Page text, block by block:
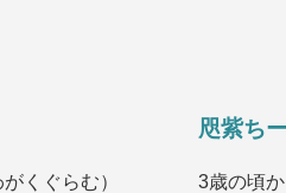
くぐらむ）
咫紫ち
3歳の頃